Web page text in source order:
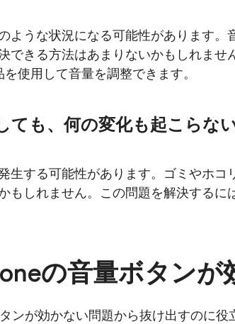
ような状況になる可能性があります
できる方法はあまりないかもしれませ
使用して音量を調整できます。
ても、何の変化も起こらな
生する可能性があります。ゴミやホ
もしれません。この問題を解決するに
の音量ボタンが
ンが効かない問題から抜け出すのに